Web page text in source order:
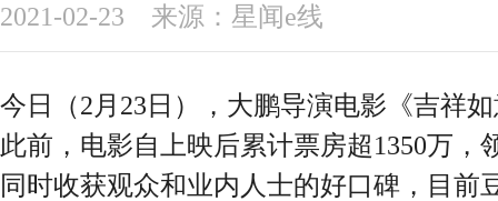
2021-02-23 来源：星闻e线
今日（2月23日），大鹏导演电影《吉祥
此前，电影自上映后累计票房超1350万，
同时收获观众和业内人士的好口碑，目前